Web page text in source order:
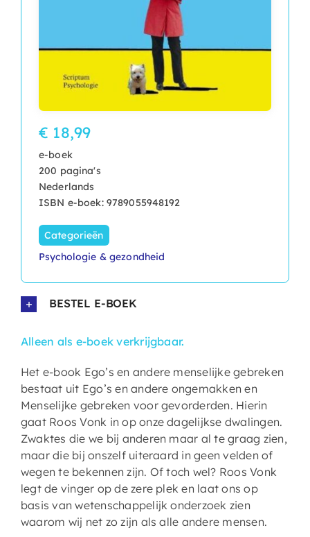
€ 18,99
e-boek
200 pagina's
Nederlands
ISBN e-boek: 9789055948192
Categorieën
Psychologie & gezondheid
BESTEL E-BOEK
Alleen als e-boek verkrijgbaar.
Het e-book Ego’s en andere menselijke gebreken
bestaat uit Ego’s en andere ongemakken en
Menselijke gebreken voor gevorderden. Hierin
gaat Roos Vonk in op onze dagelijkse dwalingen.
Zwaktes die we bij anderen maar al te graag zien,
maar die bij onszelf uiteraard in geen velden of
wegen te bekennen zijn. Of toch wel? Roos Vonk
legt de vinger op de zere plek en laat ons op
basis van wetenschappelijk onderzoek zien
waarom wij net zo zijn als alle andere mensen.